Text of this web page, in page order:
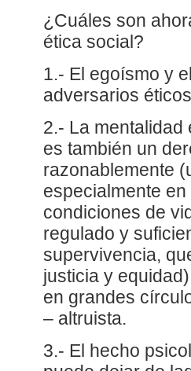
¿Cuáles son
ética social?
1.- El egoísmo y
adversarios
2.- La mentalidad
es también un
razonablemente
especialmente
condiciones de
regulado y
supervivencia,
justicia y
en grandes
– altruista.
3.- El hecho